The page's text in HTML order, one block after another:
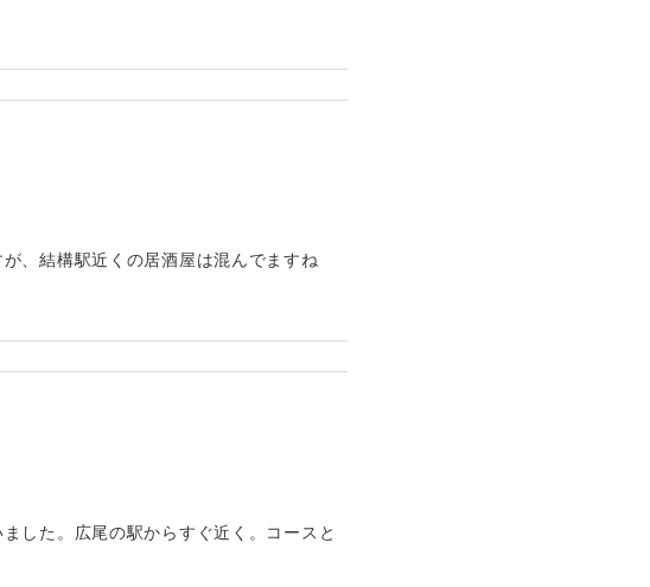
、結構駅近くの居酒屋は混んでますね
した。広尾の駅からすぐ近く。コースと